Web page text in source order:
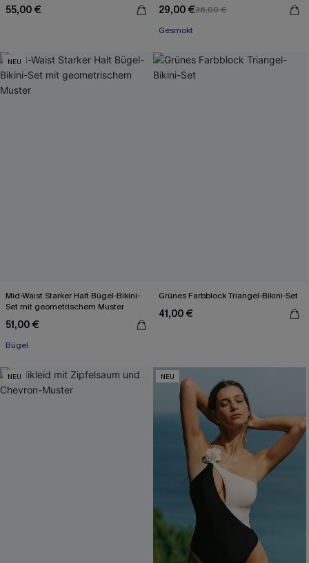
55,00 € 29,00 €36,00 €
Gesmokt
NEU
Mid-Waist Starker Halt Bügel-Bikini-
Set mit geometrischem Muster
51,00 €
Bügel
Grünes Farbblock Triangel-Bikini-Set
41,00 €
NEU NEU